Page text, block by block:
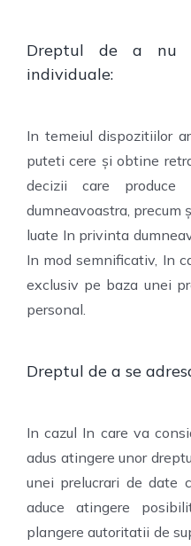
Dreptul de a nu
individuale:
In temeiul dispozitiilor
puteti cere și obtine
decizii care produce
dumneavoastra, precum
luate In privinta
In mod semnificativ, In
exclusiv pe baza unei
personal.
Dreptul de a se
In cazul In care va
adus atingere unor
unei prelucrari de date
aduce atingere
plangere autoritatii de